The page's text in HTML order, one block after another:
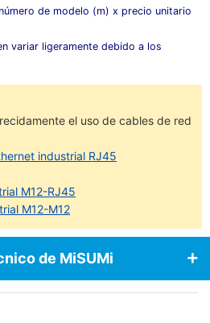
de modelo (m) x precio unitario
variar ligeramente debido a los
el uso de cables de red
industrial RJ45
M12-RJ45
M12-M12
de MiSUMi